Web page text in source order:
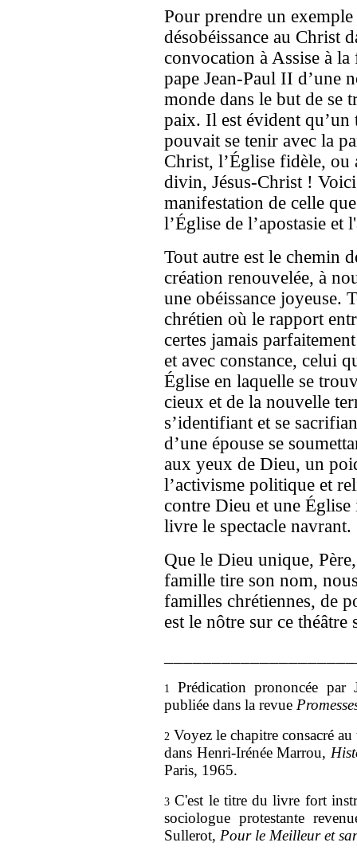
Pour prendre un
désobéissance au Christ
convocation à Assise à
pape Jean-Paul II d’une
monde dans le but de se
paix. Il est évident qu’un
pouvait se tenir avec la
Christ, l’Église fidèle,
divin, Jésus-Christ !
manifestation de celle
l’Église de l’apostasie
Tout autre est le chemin
création renouvelée, à
une obéissance joyeuse.
chrétien où le rapport
certes jamais
et avec constance, celui
Église en laquelle se
cieux et de la nouvelle
s’identifiant et se
d’une épouse se
aux yeux de Dieu, un
l’activisme politique et
contre Dieu et une
livre le spectacle navrant.
Que le Dieu unique,
famille tire son nom,
familles chrétiennes, de
est le nôtre sur ce
1
Prédication prononcée
publiée dans la revue
2 Voyez le chapitre consacré
dans Henri-Irénée Marrou,
Paris, 1965.
3 C'est le titre du livre fort
sociologue protestante
Sullerot, Pour le Meilleur et